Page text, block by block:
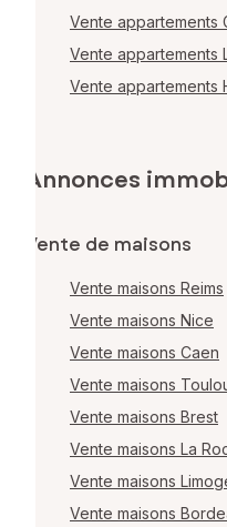
Vente appartements
Vente appartements
Vente appartements
Annonces
Vente de maisons
Vente maisons Reims
Vente maisons Nice
Vente maisons Caen
Vente maisons
Vente maisons Brest
Vente maisons La
Vente maisons
Vente maisons